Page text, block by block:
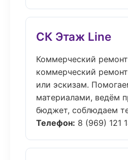
СК Этаж Line
Коммерческий
коммерческий
или эскизам.
материалами, ведём
бюджет, соблюдаем
Телефон: 8 (969) 121